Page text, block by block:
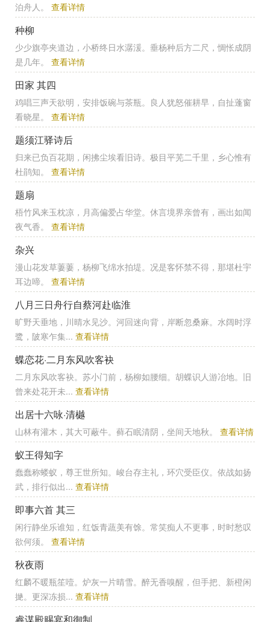
泊舟人。 查看详情
种柳
少少旗亭夹道边，小桥终日水潺湲。垂杨种后方二尺，惆怅成阴
是几年。 查看详情
田家 其四
鸡唱三声天欲明，安排饭碗与茶瓶。良人犹怒催耕早，自扯蓬窗
看晓星。 查看详情
题须江驿诗后
归来已负百花期，闲拂尘埃看旧诗。极目平芜二千里，乡心惟有
杜鹃知。 查看详情
题扇
梧竹风来玉枕凉，月高偏爱占华堂。休言境界亲曾有，画出如闻
夜气香。 查看详情
杂兴
漫山花发草萋萋，杨柳飞绵水拍堤。况是客怀禁不得，那堪杜宇
耳边啼。 查看详情
八月三日舟行自蔡河赴临淮
旷野天垂地，川晴水见沙。河回迷向背，岸断忽桑麻。水阔时浮
鹭，陂寒乍集... 查看详情
蝶恋花·二月东风吹客袂
二月东风吹客袂。苏小门前，杨柳如腰细。胡蝶识人游冶地。旧
曾来处花开未... 查看详情
出居十六咏·清樾
山林有灌木，其大可蔽牛。藓石眠清阴，坐间天地秋。 查看详情
蚁王得知字
蠢蠢称蝼蚁，尊王世所知。峻台存主礼，环穴受臣仪。依战如扬
武，排行似出... 查看详情
即事六首 其三
闲行静坐乐谁知，红饭青蔬美有馀。常笑痴人不更事，时时愁叹
欲何须。 查看详情
秋夜雨
红麟不暖瓶笙噎。炉灰一片晴雪。醉无香嗅醒，但手把、新橙闲
撧。更深冻损... 查看详情